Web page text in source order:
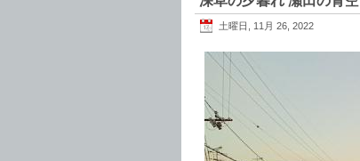
土曜日, 11月 26, 2022